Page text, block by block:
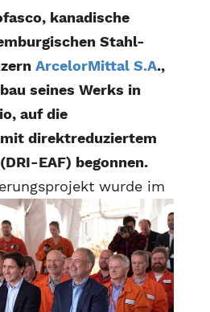
kanadische
Stahl-
ArcelorMittal S.A.,
seines Werks in
auf die
direktreduziertem
EAF) begonnen.
wurde im